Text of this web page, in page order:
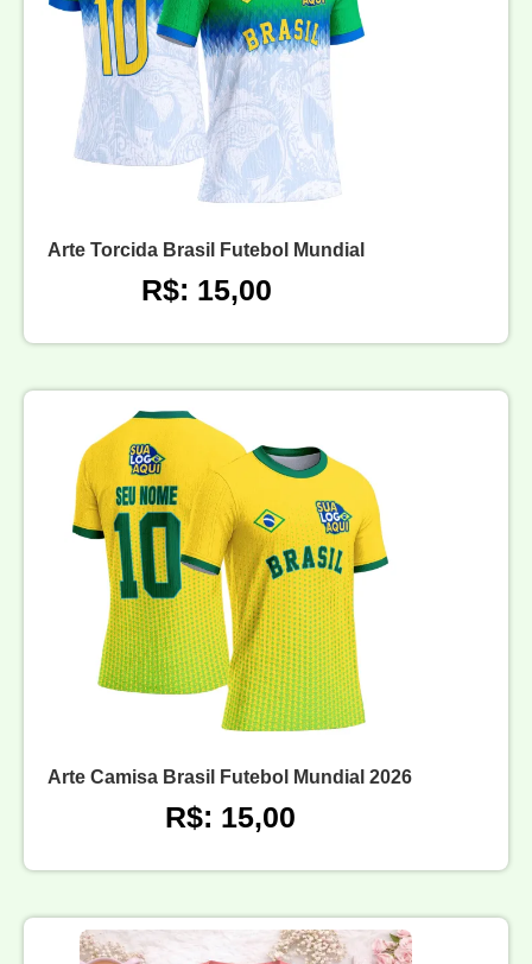
Arte Torcida Brasil Futebol Mundial
R$: 15,00
Arte Camisa Brasil Futebol Mundial 2026
R$: 15,00